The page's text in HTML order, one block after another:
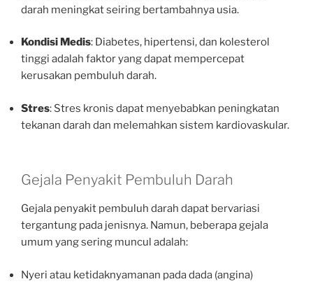
darah meningkat seiring bertambahnya usia.
Kondisi Medis: Diabetes, hipertensi, dan kolesterol
tinggi adalah faktor yang dapat mempercepat
kerusakan pembuluh darah.
Stres: Stres kronis dapat menyebabkan peningkatan
tekanan darah dan melemahkan sistem kardiovaskular.
Gejala Penyakit Pembuluh Darah
Gejala penyakit pembuluh darah dapat bervariasi
tergantung pada jenisnya. Namun, beberapa gejala
umum yang sering muncul adalah:
Nyeri atau ketidaknyamanan pada dada (angina)